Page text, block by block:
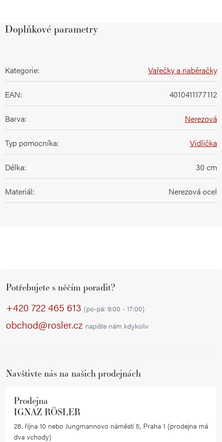
Doplňkové parametry
Kategorie: Vařečky a naběračky
EAN: 4010411177112
Barva: Nerezová
Typ pomocníka: Vidlička
Délka: 30 cm
Materiál: Nerezová ocel
Potřebujete s něčím poradit?
+420 722 465 613 (po-pá: 9:00 - 17:00)
obchod@rosler.cz napište nám kdykoliv
Navštivte nás na našich prodejnách
Prodejna
IGNAZ RÖSLER
28. října 10 nebo Jungmannovo náměstí 5, Praha 1 (prodejna má
dva vchody)